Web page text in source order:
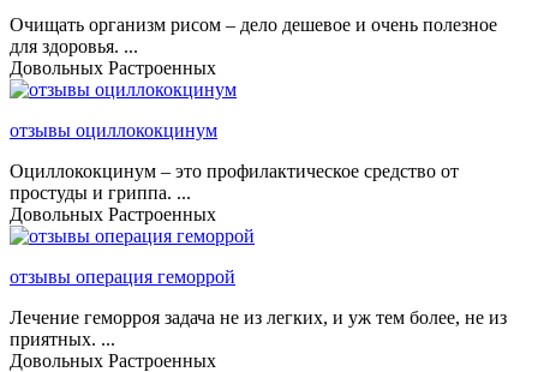
Очищать организм рисом – дело дешевое и очень полезное
для здоровья. ...
Довольных Растроенных
отзывы оциллококцинум
Оциллококцинум – это профилактическое средство от
простуды и гриппа. ...
Довольных Растроенных
отзывы операция геморрой
Лечение геморроя задача не из легких, и уж тем более, не из
приятных. ...
Довольных Растроенных